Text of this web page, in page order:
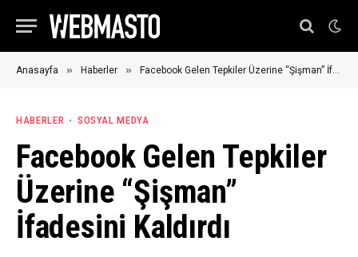
Anasayfa » Haberler » Facebook Gelen Tepkiler Üzerine “Şişman” İfadesini Kaldırdı
HABERLER SOSYAL MEDYA
Facebook Gelen Tepkiler
Üzerine “Şişman”
İfadesini Kaldırdı